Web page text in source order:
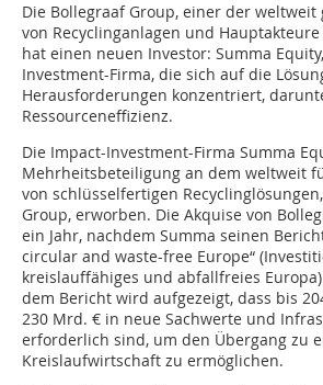
Die Bollegraaf Group, einer der
von Recyclinganlagen und
hat einen neuen Investor: Summa
Investment-Firma, die sich auf die
Herausforderungen konzentriert,
Ressourceneffizienz.
Die Impact-Investment-Firma Summa
Mehrheitsbeteiligung an dem weltweit
von schlüsselfertigen
Group, erworben. Die Akquise von
ein Jahr, nachdem Summa seinen
circular and waste-free Europe“
kreislauffähiges und abfallfreies
dem Bericht wird aufgezeigt, dass bis
230 Mrd. € in neue Sachwerte und
erforderlich sind, um den Übergang zu
Kreislaufwirtschaft zu ermöglichen.